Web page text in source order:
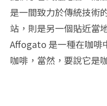
是一間致力於傳統技術
站，則是另一個貼近當
Affogato 是一種在咖啡
咖啡，當然，要說它是